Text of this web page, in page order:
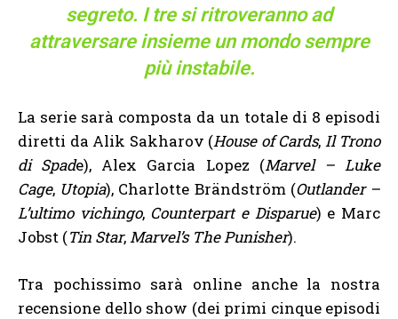
segreto. I tre si ritroveranno ad
attraversare insieme un mondo sempre
più instabile.
La serie sarà composta da un totale di 8 episodi
diretti da Alik Sakharov (House of Cards, Il Trono
di Spade), Alex Garcia Lopez (Marvel – Luke
Cage, Utopia), Charlotte Brändström (Outlander –
L’ultimo vichingo, Counterpart e Disparue) e Marc
Jobst (Tin Star, Marvel’s The Punisher).
Tra pochissimo sarà online anche la nostra
recensione dello show (dei primi cinque episodi